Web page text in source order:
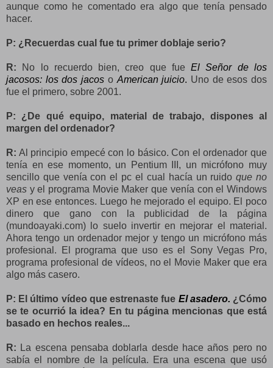
aunque como he comentado era algo que tenía pensado
hacer.
P: ¿Recuerdas cual fue tu primer doblaje serio?
R: No lo recuerdo bien, creo que fueEl Señor de los
jacosos: los dosjacos o American juicio. Uno de esos dos
fue el primero, sobre 2001.
P: ¿De qué equipo, material de trabajo, dispones al
margen del ordenador?
R: Al principio empecé con lo básico. Con el ordenador que
tenía en ese momento, un Pentium III, un micrófono muy
sencillo que venía con el pc el cual hacía un ruidoque no
veas y el programa Movie Maker que venía con el Windows
XP en ese entonces. Luego he mejorado el equipo. El poco
dinero que gano con la publicidad de la página
(mundoayaki.com) lo suelo invertir en mejorar el material.
Ahora tengo un ordenador mejor y tengo un micrófono más
profesional. El programa que uso es el Sony Vegas Pro,
programa profesional de vídeos, no el Movie Maker que era
algo más casero.
P: El último vídeo que estrenaste fue El asadero. ¿Cómo
se te ocurrió la idea? En tu página mencionas que está
basado en hechos reales...
R: La escena pensaba doblarla desde hace años pero no
sabía el nombre de la película. Era una escena que usó